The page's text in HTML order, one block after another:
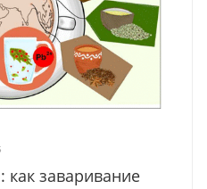
как заваривание